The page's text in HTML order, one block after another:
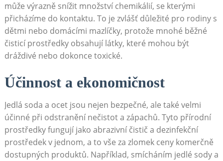
může výrazně snížit množství‌ chemikálií, se kterými
přicházíme do kontaktu. To je zvlášť ⁤důležité pro rodiny s
dětmi nebo domácími mazlíčky, protože mnohé běžné
čisticí prostředky obsahují látky, které mohou být
dráždivé nebo dokonce⁣ toxické.
Účinnost a ekonomičnost
Jedlá soda‍ a ocet jsou nejen bezpečné, ale také velmi
účinné​ při odstranění nečistot a zápachů. Tyto přírodní
prostředky fungují jako abrazivní ⁣čistič a dezinfekční
prostředek v jednom, a to vše⁤ za ⁣zlomek ceny komerčně
dostupných produktů. Například, smícháním jedlé sody a